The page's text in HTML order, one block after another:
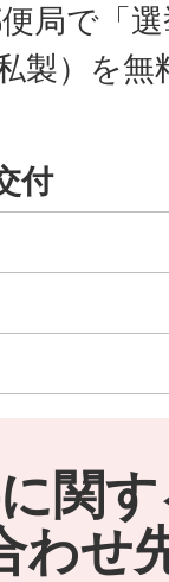
局で「
製）を
付
関
わせ